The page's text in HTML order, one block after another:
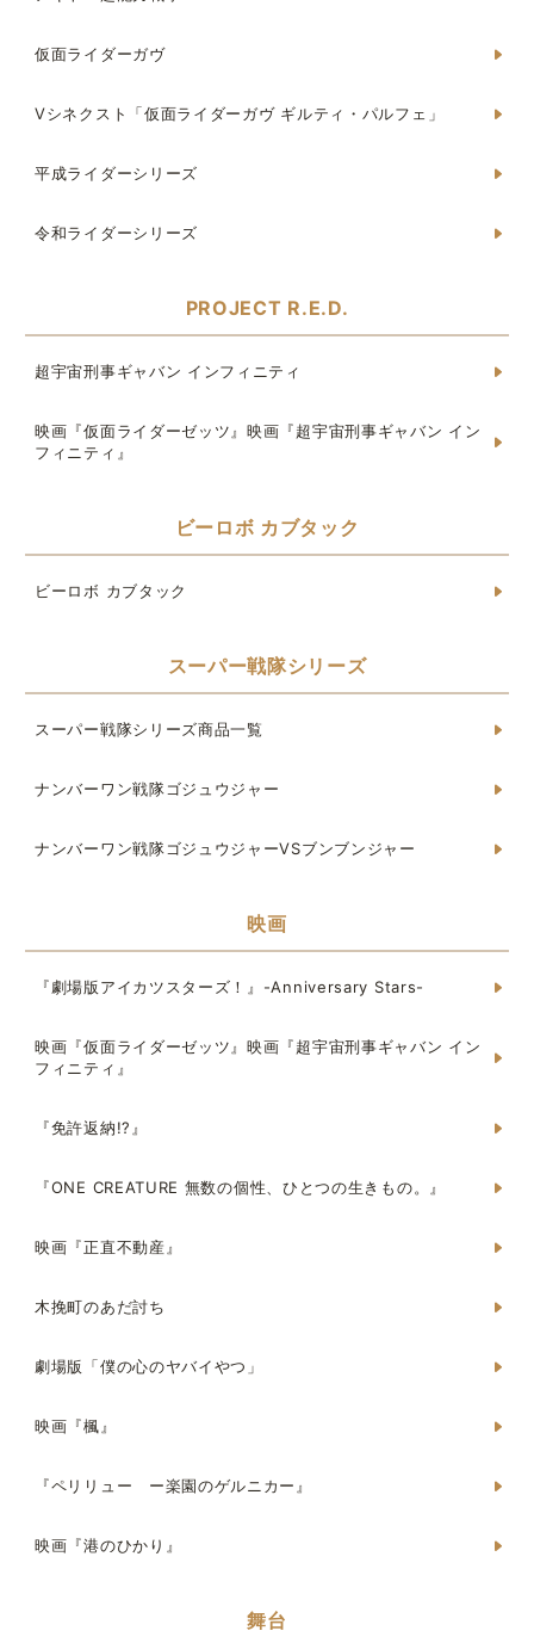
仮面ライダーガヴ
Vシネクスト「仮面ライダーガヴ ギルティ・パルフェ」
平成ライダーシリーズ
令和ライダーシリーズ
PROJECT R.E.D.
超宇宙刑事ギャバン インフィニティ
映画『仮面ライダーゼッツ』映画『超宇宙刑事ギャバン イン
フィニティ』
ビーロボ カブタック
ビーロボ カブタック
スーパー戦隊シリーズ
スーパー戦隊シリーズ商品一覧
ナンバーワン戦隊ゴジュウジャー
ナンバーワン戦隊ゴジュウジャーVSブンブンジャー
映画
『劇場版アイカツスターズ！』-Anniversary Stars-
映画『仮面ライダーゼッツ』映画『超宇宙刑事ギャバン イン
フィニティ』
『免許返納!?』
『ONE CREATURE 無数の個性、ひとつの生きもの。』
映画『正直不動産』
木挽町のあだ討ち
劇場版「僕の心のヤバイやつ」
映画『楓』
『ペリリュー ー楽園のゲルニカー』
映画『港のひかり』
舞台